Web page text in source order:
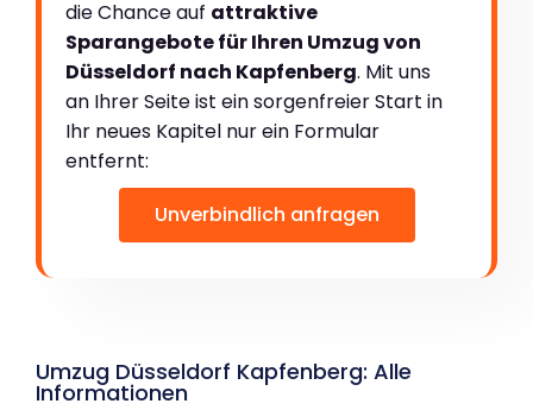
die Chance auf attraktive
Sparangebote für Ihren Umzug von
Düsseldorf nach Kapfenberg. Mit uns
an Ihrer Seite ist ein sorgenfreier Start in
Ihr neues Kapitel nur ein Formular
entfernt:
Unverbindlich anfragen
Umzug Düsseldorf Kapfenberg: Alle
Informationen